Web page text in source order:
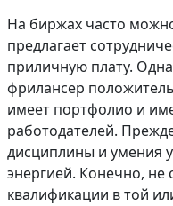
На биржах часто
предлагает
приличную плату.
фрилансер
имеет портфолио и
работодателей.
дисциплины и умения
энергией. Конечно, не
квалификации в той